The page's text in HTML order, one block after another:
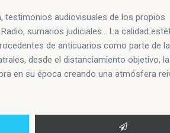
testimonios audiovisuales de los propios
sumarios judiciales… La calidad
de anticuarios como parte de la
desde el distanciamiento objetivo,
en su época creando una atmósfera